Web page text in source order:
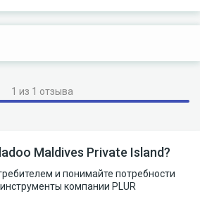
1 из 1 отзыва
Maldives Private Island?
и понимайте потребности
компании PLUR